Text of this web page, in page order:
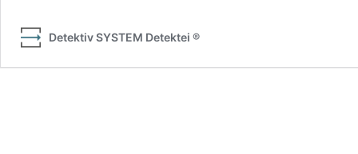
Detektiv SYSTEM Detektei ®